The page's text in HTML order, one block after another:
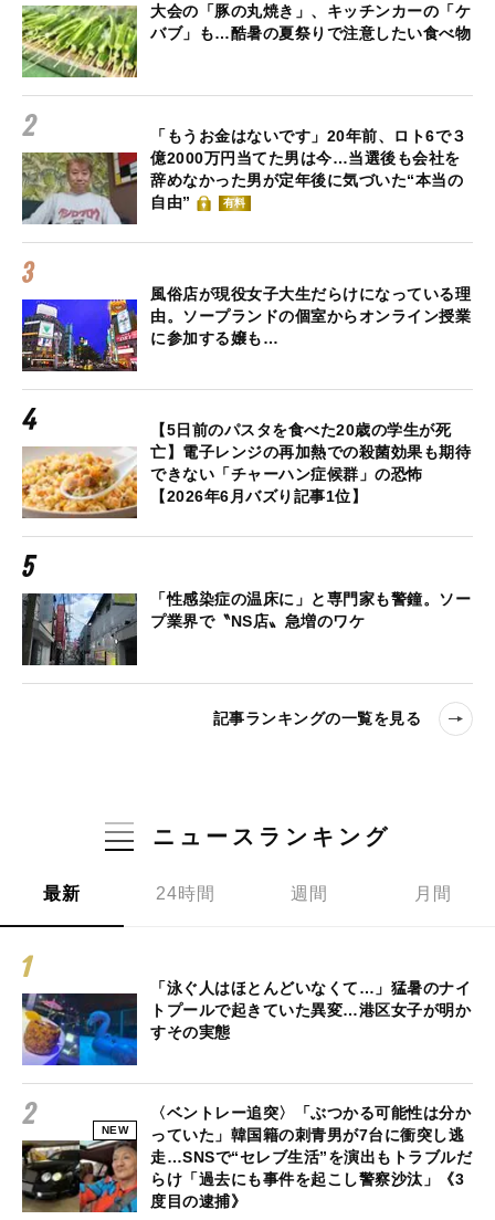
大会の「豚の丸焼き」、キッチンカーの「ケ
バブ」も…酷暑の夏祭りで注意したい食べ物
「もうお金はないです」20年前、ロト6で３
億2000万円当てた男は今…当選後も会社を
辞めなかった男が定年後に気づいた“本当の
自由”
有料
風俗店が現役女子大生だらけになっている理
由。ソープランドの個室からオンライン授業
に参加する嬢も…
【5日前のパスタを食べた20歳の学生が死
亡】電子レンジの再加熱での殺菌効果も期待
できない「チャーハン症候群」の恐怖
【2026年6月バズり記事1位】
「性感染症の温床に」と専門家も警鐘。ソー
プ業界で〝NS店〟急増のワケ
記事ランキングの一覧を見る
ニュースランキング
最新 24時間 週間 月間
「泳ぐ人はほとんどいなくて…」猛暑のナイ
トプールで起きていた異変…港区女子が明か
すその実態
NEW
〈ベントレー追突〉「ぶつかる可能性は分か
っていた」韓国籍の刺青男が7台に衝突し逃
走…SNSで“セレブ生活”を演出もトラブルだ
らけ「過去にも事件を起こし警察沙汰」《3
度目の逮捕》